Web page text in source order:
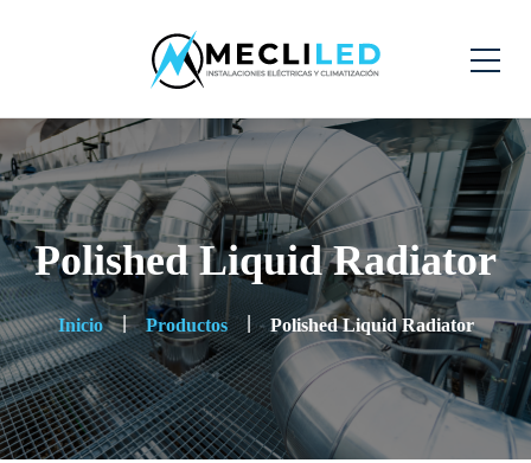
Polished Liquid Radiator
Inicio Productos Polished Liquid Radiator